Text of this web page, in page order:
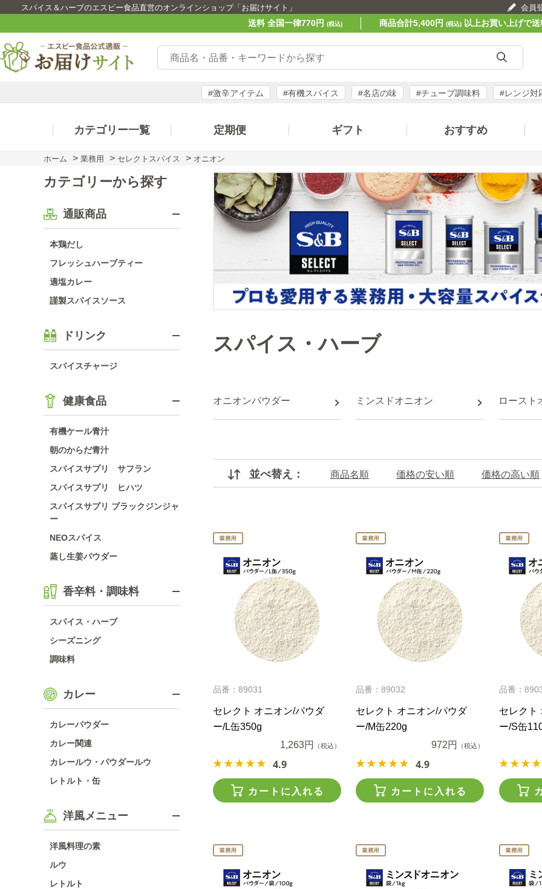
スパイス＆ハーブのエスビー食品直営のオンラインショップ「お届けサイト」 会員
送料 全国一律770円 (税込) 商品合計5,400円 (税込)以上お買い上げで送
#激辛アイテム #有機スパイス #名店の味 #チューブ調味料 #レンジ対
カテゴリー一覧 定期便 ギフト おすすめ
ホーム > 業務用 > セレクトスパイス > オニオン
カテゴリーから探す
通販商品
本鶏だし
フレッシュハーブティー
適塩カレー
謹製スパイスソース
ドリンク
スパイスチャージ
健康食品
有機ケール青汁
朝のからだ青汁
スパイスサプリ サフラン
スパイスサプリ ヒハツ
スパイスサプリ ブラックジンジャ
ー
NEOスパイス
蒸し生姜パウダー
香辛料・調味料
スパイス・ハーブ
シーズニング
調味料
カレー
カレーパウダー
カレー関連
カレールウ・パウダールウ
レトルト・缶
洋風メニュー
洋風料理の素
ルウ
レトルト
スパイス・ハーブ
オニオンパウダー ミンスドオニオン ロースト
並べ替え： 商品名順 価格の安い順 価格の高い順
品番：89031
セレクト オニオン/パウダ
ー/L缶350g
1,263円
（税込）
4.9
カートに入れる
品番：89032
セレクト オニオン/パウダ
ー/M缶220g
972円
（税込）
4.9
カートに入れる
品番：
セレクト
ー/S缶